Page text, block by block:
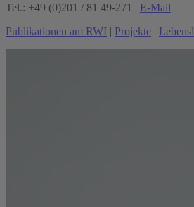
Tel.: +49 (0)201 / 81 49-271 | E-Mail
Publikationen am RWI | Projekte |